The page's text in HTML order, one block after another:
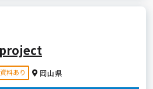
project
料あり 岡山県